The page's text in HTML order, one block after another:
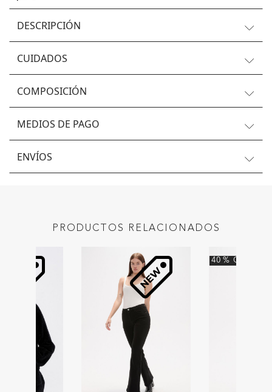
DESCRIPCIÓN
CUIDADOS
COMPOSICIÓN
MEDIOS DE PAGO
ENVÍOS
PRODUCTOS RELACIONADOS
40% OFF